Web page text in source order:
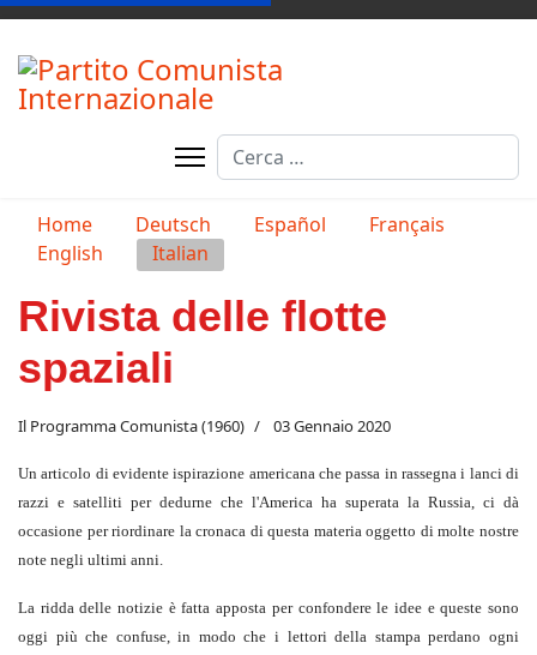
Cerca
Seleziona la tua lingua
Home Deutsch Español
Français
English
Italian
Rivista delle flotte
spaziali
Il Programma Comunista (1960) 03 Gennaio 2020
Un articolo di evidente ispirazione americana che passa in rassegna i lanci di
razzi e satelliti per dedurne che l'America ha superata la Russia, ci dà
occasione per riordinare la cronaca di questa materia oggetto di molte nostre
note negli ultimi anni.
La ridda delle notizie è fatta apposta per confondere le idee e queste sono
oggi più che confuse, in modo che i lettori della stampa perdano ogni